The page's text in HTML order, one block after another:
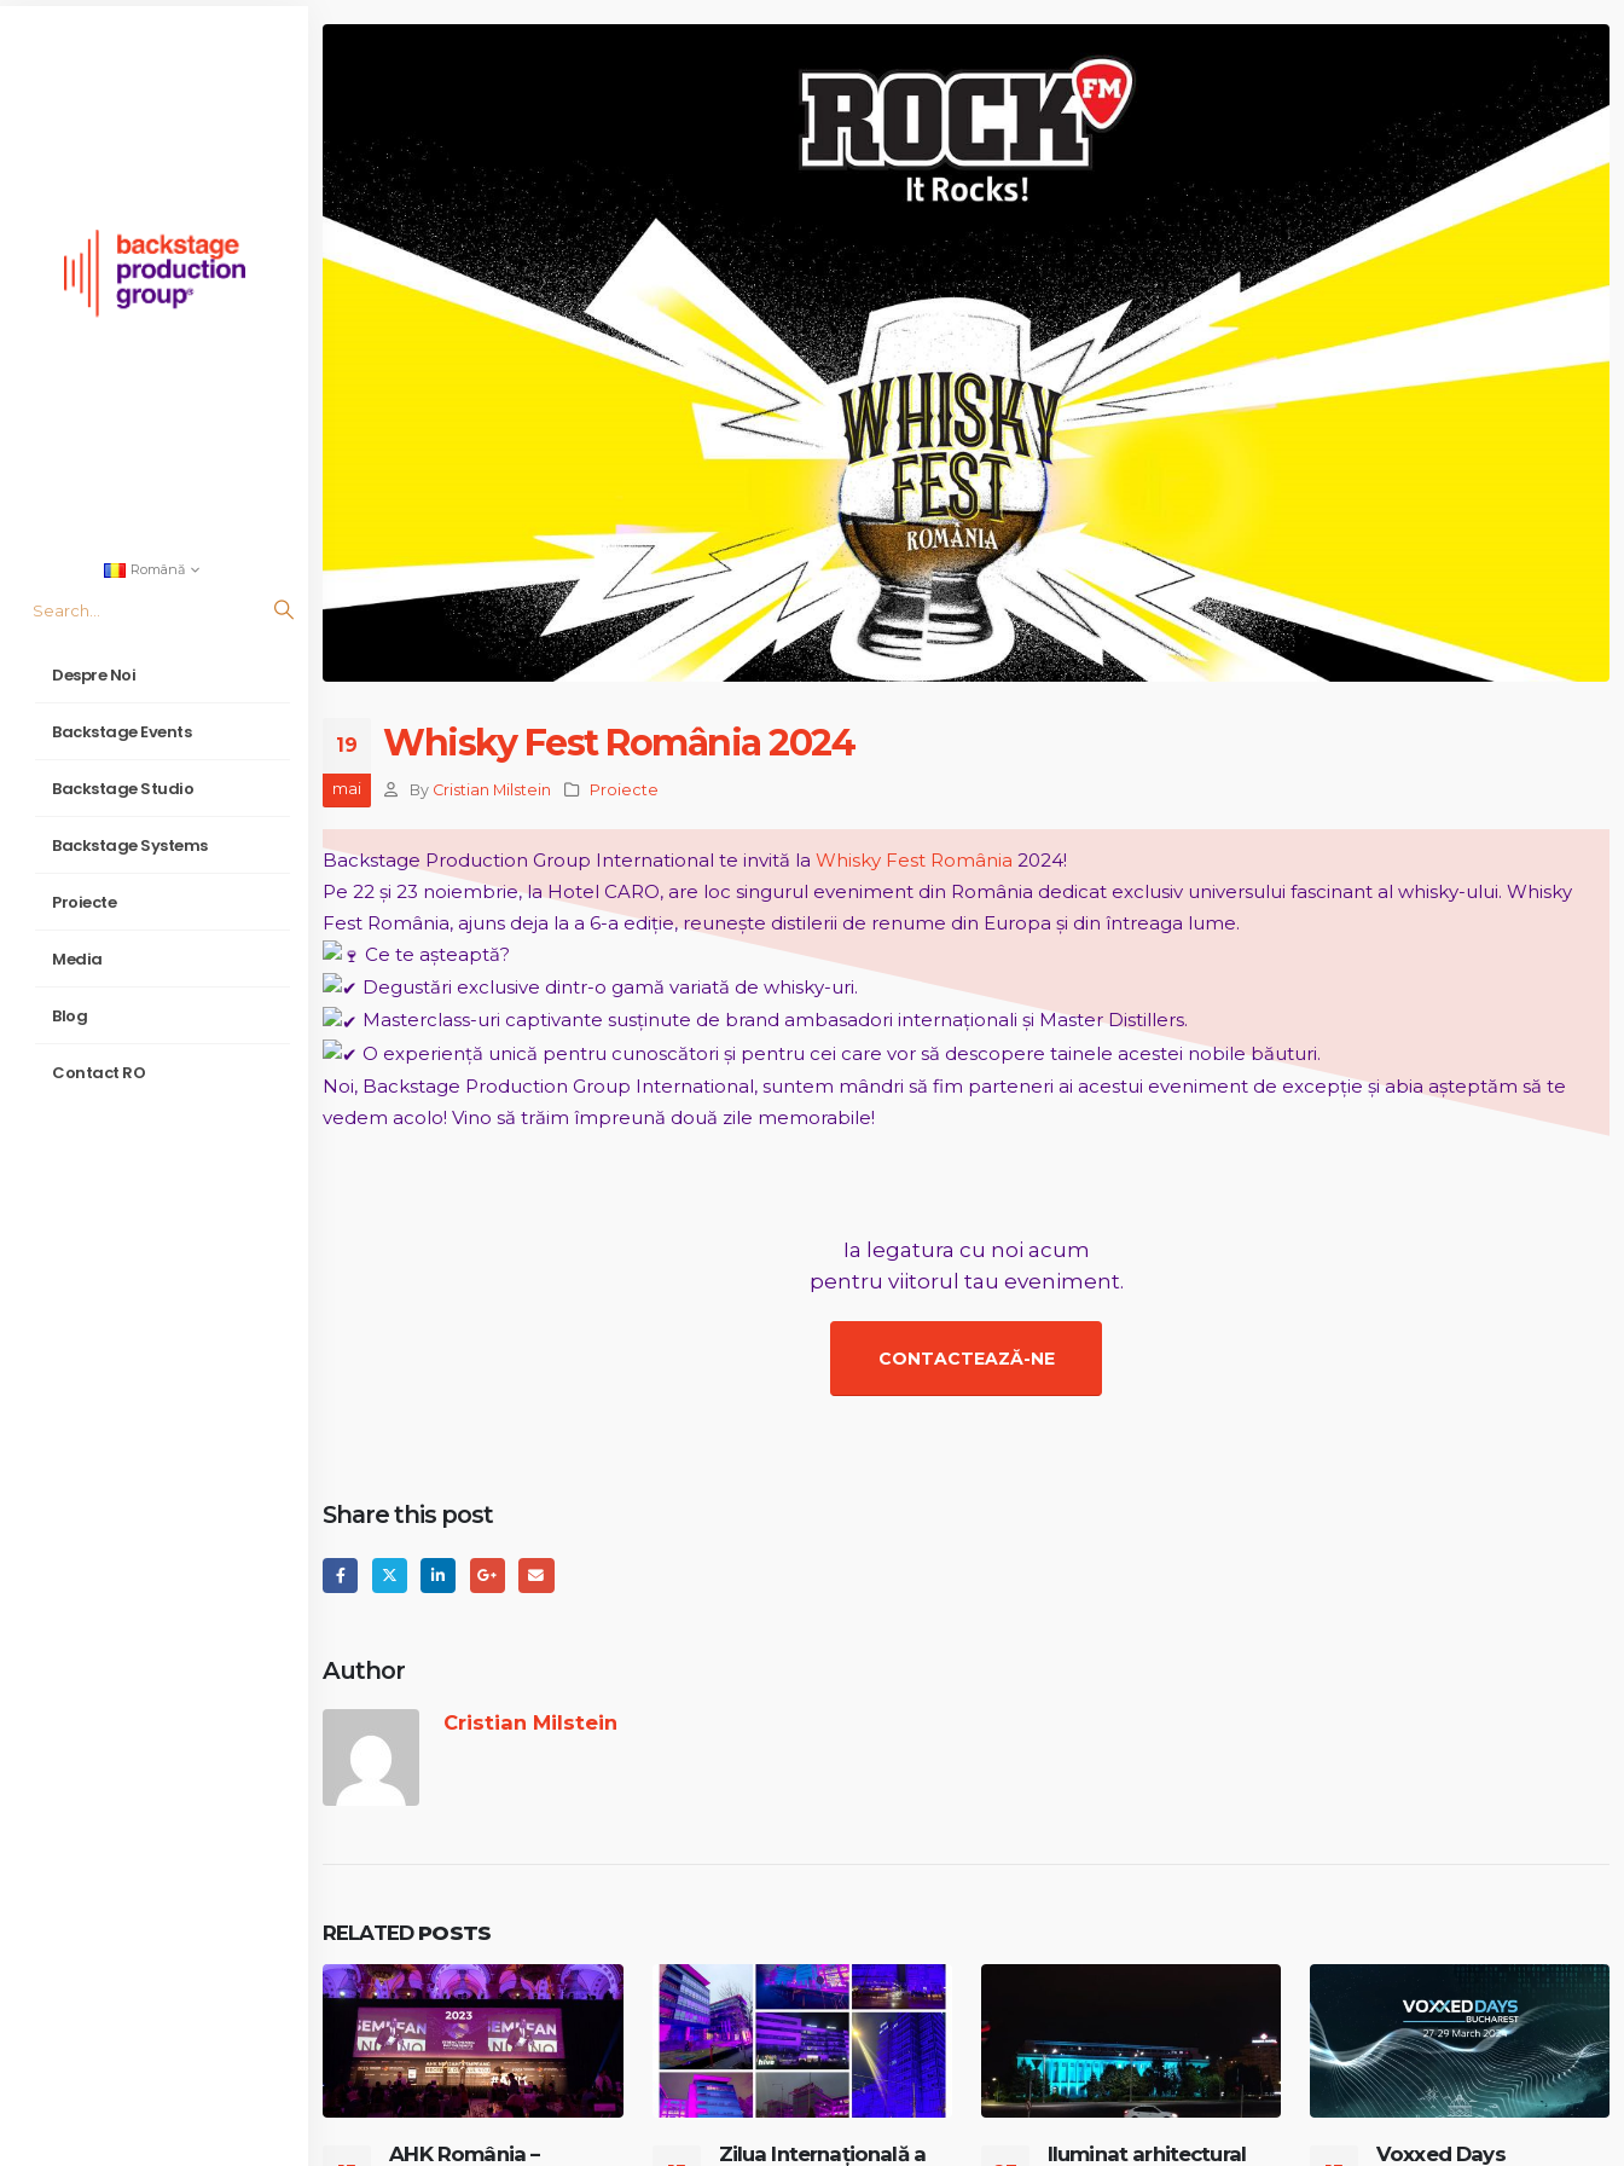
Română
Despre Noi
Backstage Events
Backstage Studio
Backstage Systems
Proiecte
Media
Blog
Contact RO
19
mai
Whisky Fest România 2024
By Cristian Milstein Proiecte
Backstage Production Group International te invită la Whisky Fest România 2024!
Pe 22 și 23 noiembrie, la Hotel CARO, are loc singurul eveniment din România dedicat exclusiv universului fascinant al whisky-ului. Whisky
Fest România, ajuns deja la a 6-a ediție, reunește distilerii de renume din Europa și din întreaga lume.
Ce te așteaptă?
Degustări exclusive dintr-o gamă variată de whisky-uri.
Masterclass-uri captivante susținute de brand ambasadori internaționali și Master Distillers.
O experiență unică pentru cunoscători și pentru cei care vor să descopere tainele acestei nobile băuturi.
Noi, Backstage Production Group International, suntem mândri să fim parteneri ai acestui eveniment de excepție și abia așteptăm să te
vedem acolo! Vino să trăim împreună două zile memorabile!
Ia legatura cu noi acum
pentru viitorul tau eveniment.
CONTACTEAZĂ-NE
Share this post
Author
Cristian Milstein
RELATED POSTS
AHK România – Zilua Internațională a Iluminat arhitectural Voxxed Days